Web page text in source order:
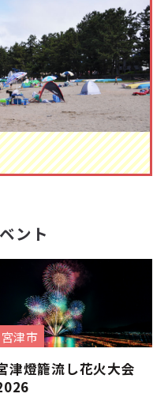
ント
宮津市
津燈籠流し花火大会